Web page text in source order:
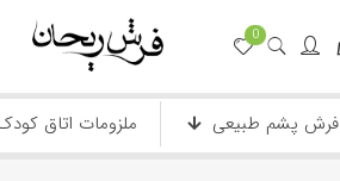
0
فرش پشم طبیعی ملزومات اتاق